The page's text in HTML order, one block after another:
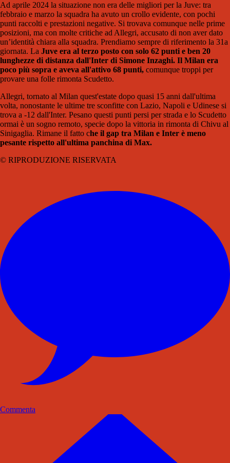
Ad aprile 2024 la situazione non era delle migliori per la Juve: tra
febbraio e marzo la squadra ha avuto un crollo evidente, con pochi
punti raccolti e prestazioni negative. Si trovava comunque nelle prime
posizioni, ma con molte critiche ad Allegri, accusato di non aver dato
un’identità chiara alla squadra. Prendiamo sempre di riferimento la 31a
giornata. La Juve era al terzo posto con solo 62 punti e ben 20
lunghezze di distanza dall'Inter di Simone Inzaghi. Il Milan era
poco più sopra e aveva all'attivo 68 punti, comunque troppi per
provare una folle rimonta Scudetto.
Allegri, tornato al Milan quest'estate dopo quasi 15 anni dall'ultima
volta, nonostante le ultime tre sconfitte con Lazio, Napoli e Udinese si
trova a -12 dall'Inter. Pesano questi punti persi per strada e lo Scudetto
ormai è un sogno remoto, specie dopo la vittoria in rimonta di Chivu al
Sinigaglia. Rimane il fatto che il gap tra Milan e Inter è meno
pesante rispetto all'ultima panchina di Max.
© RIPRODUZIONE RISERVATA
Commenta